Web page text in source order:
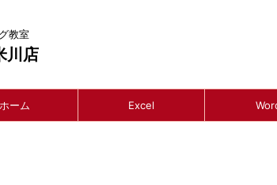
教室
川店
ホーム Excel